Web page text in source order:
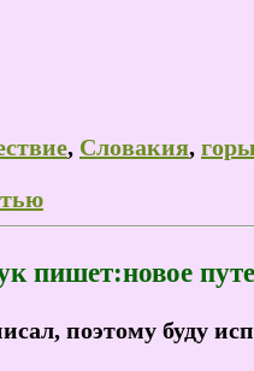
, Словакия,
пишет:новое
поэтому буду